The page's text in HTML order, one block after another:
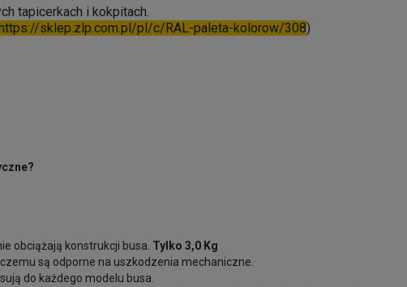
tapicerkach i kokpitach.
https://sklep.zlp.com.pl/pl/c/RAL-paleta-kolorow/308)
obciążają konstrukcji busa. Tylko 3,0 Kg
są odporne na uszkodzenia mechaniczne.
do każdego modelu busa.